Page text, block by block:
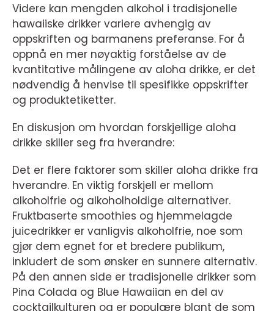
Videre kan mengden alkohol i tradisjonelle
hawaiiske drikker variere avhengig av
oppskriften og barmanens preferanse. For å
oppnå en mer nøyaktig forståelse av de
kvantitative målingene av aloha drikke, er det
nødvendig å henvise til spesifikke oppskrifter
og produktetiketter.
En diskusjon om hvordan forskjellige aloha
drikke skiller seg fra hverandre:
Det er flere faktorer som skiller aloha drikke fra
hverandre. En viktig forskjell er mellom
alkoholfrie og alkoholholdige alternativer.
Fruktbaserte smoothies og hjemmelagde
juicedrikker er vanligvis alkoholfrie, noe som
gjør dem egnet for et bredere publikum,
inkludert de som ønsker en sunnere alternativ.
På den annen side er tradisjonelle drikker som
Pina Colada og Blue Hawaiian en del av
cocktailkulturen og er populære blant de som